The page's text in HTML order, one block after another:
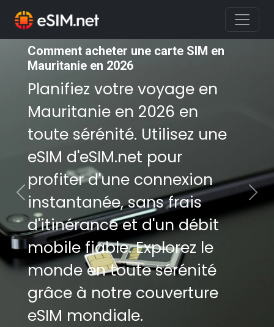
Comment acheter une carte SIM en
Mauritanie en 2026
Planifiez votre voyage en
Mauritanie en 2026 en
toute sérénité. Utilisez une
eSIM d'eSIM.net pour
profiter d'une connexion
instantanée, sans frais
d'itinérance et d'un débit
mobile fiable. Explorez le
monde en toute sérénité
grâce à notre couverture
eSIM mondiale.
Comment acheter une carte SIM en
Mauritanie en 2026
Planifiez votre voyage en
Mauritanie en 2026 en
toute sérénité. Utilisez une
eSIM d'eSIM.net pour
profiter d'une connexion
instantanée, sans frais
d'itinérance et d'un débit
mobile fiable. Explorez le
monde en toute sérénité
grâce à notre couverture
eSIM mondiale.
Previous Next